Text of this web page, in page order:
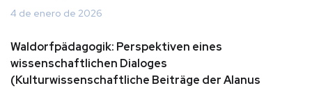
4 de enero de 2026
Waldorfpädagogik: Perspektiven eines
wissenschaftlichen Dialoges
(Kulturwissenschaftliche Beiträge der Alanus